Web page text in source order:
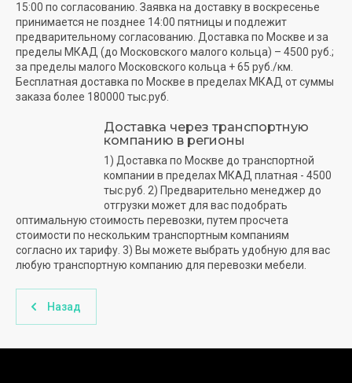
15:00 по согласованию. Заявка на доставку в воскресенье
принимается не позднее 14:00 пятницы и подлежит
предварительному согласованию. Доставка по Москве и за
пределы МКАД (до Московского малого кольца) – 4500 руб.;
за пределы малого Московского кольца + 65 руб./км.
Бесплатная доставка по Москве в пределах МКАД от суммы
заказа более 180000 тыс.руб.
Доставка через транспортную
компанию в регионы
1) Доставка по Москве до транспортной
компании в пределах МКАД платная - 4500
тыс.руб. 2) Предварительно менеджер до
отгрузки может для вас подобрать
оптимальную стоимость перевозки, путем просчета
стоимости по нескольким транспортным компаниям
согласно их тарифу. 3) Вы можете выбрать удобную для вас
любую транспортную компанию для перевозки мебели.
Назад